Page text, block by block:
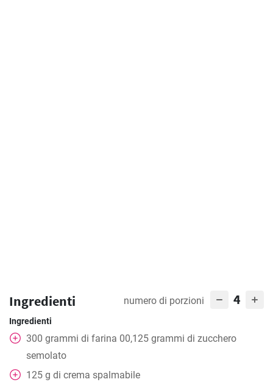
Ingredienti numero di porzioni 4
Ingredienti
300 grammi di farina 00,125 grammi di zucchero
semolato
125 g di crema spalmabile